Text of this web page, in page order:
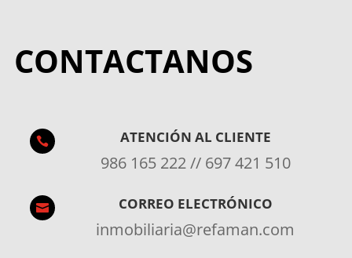
CONTACTANOS
 ATENCIÓN AL CLIENTE
986 165 222 // 697 421 510
 CORREO ELECTRÓNICO
inmobiliaria@refaman.com